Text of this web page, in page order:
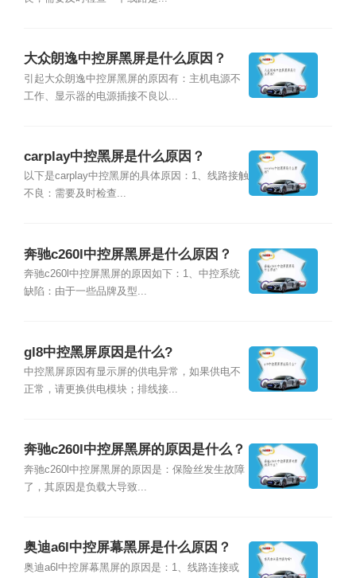
大众朗逸中控屏黑屏是什么原因？
引起大众朗逸中控屏黑屏的原因有：主机电源不
工作、显示器的电源插接不良以...
carplay中控黑屏是什么原因？
以下是carplay中控黑屏的具体原因：1、线路接触
不良：需要及时检查...
奔驰c260l中控屏黑屏是什么原因？
奔驰c260l中控屏黑屏的原因如下：1、中控系统
缺陷：由于一些品牌及型...
gl8中控黑屏原因是什么?
中控黑屏原因有显示屏的供电异常，如果供电不
正常，请更换供电模块；排线接...
奔驰c260l中控屏黑屏的原因是什么？
奔驰c260l中控屏黑屏的原因是：保险丝发生故障
了，其原因是负载大导致...
奥迪a6l中控屏幕黑屏是什么原因？
奥迪a6l中控屏幕黑屏的原因是：1、线路连接或